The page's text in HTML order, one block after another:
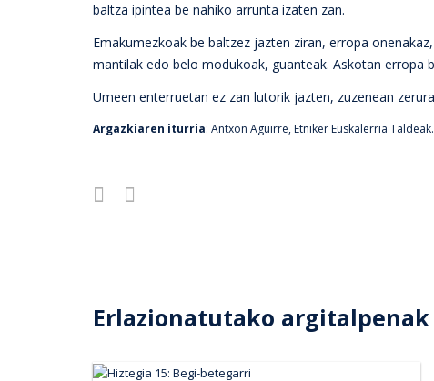
baltza ipintea be nahiko arrunta izaten zan.
Emakumezkoak be baltzez jazten ziran, erropa
mantilak edo belo modukoak, guanteak. Askotan erropa
Umeen enterruetan ez zan lutorik jazten, zuzenean
Argazkiaren iturria: Antxon Aguirre, Etniker Euskalerria
Erlazionatutako argitalpenak